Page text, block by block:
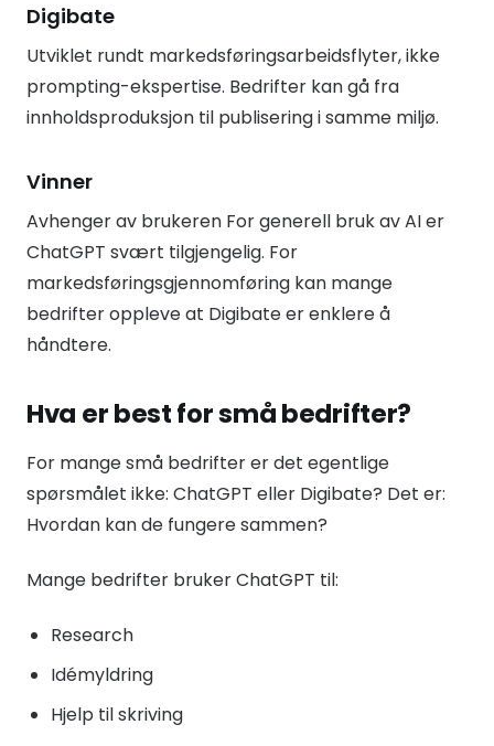
Digibate
Utviklet rundt markedsføringsarbeidsflyter, ikke
prompting-ekspertise. Bedrifter kan gå fra
innholdsproduksjon til publisering i samme miljø.
Vinner
Avhenger av brukeren For generell bruk av AI er
ChatGPT svært tilgjengelig. For
markedsføringsgjennomføring kan mange
bedrifter oppleve at Digibate er enklere å
håndtere.
Hva er best for små bedrifter?
For mange små bedrifter er det egentlige
spørsmålet ikke: ChatGPT eller Digibate? Det er:
Hvordan kan de fungere sammen?
Mange bedrifter bruker ChatGPT til:
Research
Idémyldring
Hjelp til skriving